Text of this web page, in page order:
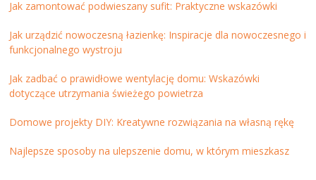
Jak zamontować podwieszany sufit: Praktyczne wskazówki
Jak urządzić nowoczesną łazienkę: Inspiracje dla nowoczesnego i
funkcjonalnego wystroju
Jak zadbać o prawidłowe wentylację domu: Wskazówki
dotyczące utrzymania świeżego powietrza
Domowe projekty DIY: Kreatywne rozwiązania na własną rękę
Najlepsze sposoby na ulepszenie domu, w którym mieszkasz